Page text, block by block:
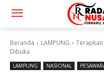
Beranda LAMPUNG
Dibuka
LAMPUNG NASIONAL